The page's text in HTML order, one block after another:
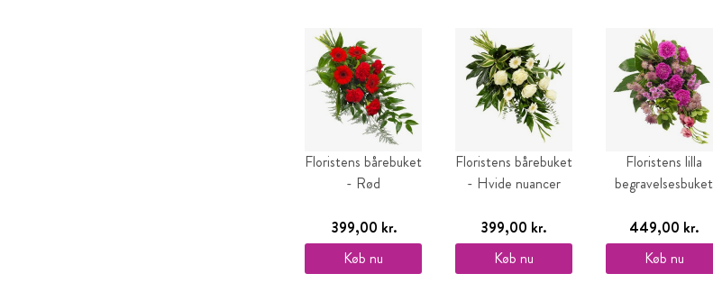
Floristens bårebuket
- Rød
399,00 kr.
Køb nu
Floristens bårebuket
- Hvide nuancer
399,00 kr.
Køb nu
Floristens lilla
begravelses­buket
449,00 kr.
Køb nu